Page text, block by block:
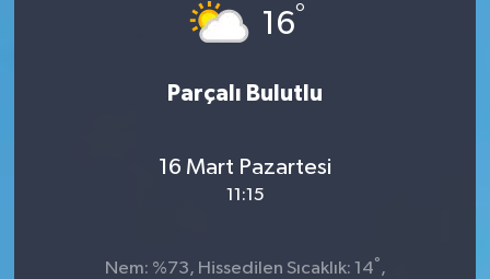
16°
Parçalı Bulutlu
16 Mart Pazartesi
11:15
Nem: %73, Hissedilen Sıcaklık: 14° ,